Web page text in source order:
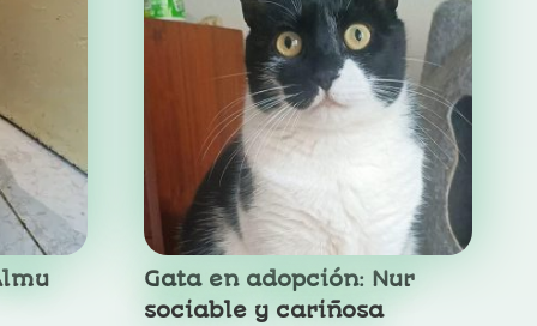
Gata en adopción: Nur
sociable y cariñosa